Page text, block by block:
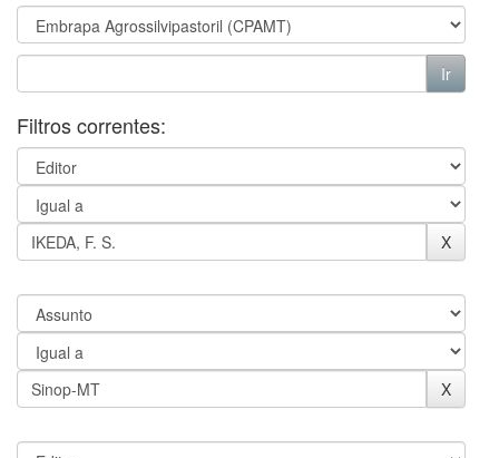
Filtros correntes: